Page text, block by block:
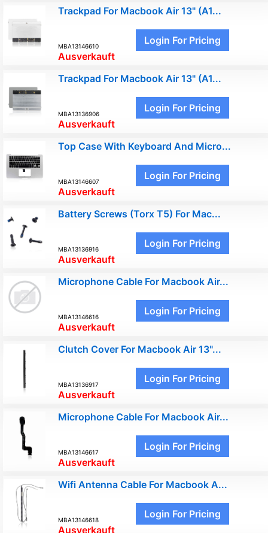
Trackpad For Macbook Air 13" (A1...
MBA13146610
Ausverkauft
Login For Pricing
Trackpad For Macbook Air 13" (A1...
MBA13136906
Ausverkauft
Login For Pricing
Top Case With Keyboard And Micro...
MBA13146607
Ausverkauft
Login For Pricing
Battery Screws (Torx T5) For Mac...
MBA13136916
Ausverkauft
Login For Pricing
Microphone Cable For Macbook Air...
MBA13146616
Ausverkauft
Login For Pricing
Clutch Cover For Macbook Air 13"...
MBA13136917
Ausverkauft
Login For Pricing
Microphone Cable For Macbook Air...
MBA13146617
Ausverkauft
Login For Pricing
Wifi Antenna Cable For Macbook A...
MBA13146618
Ausverkauft
Login For Pricing